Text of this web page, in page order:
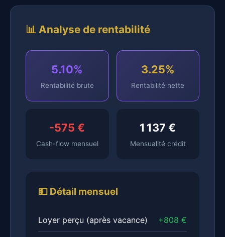
📊 Analyse de rentabilité
5.10%
Rentabilité brute
3.25%
Rentabilité nette
-575 €
Cash-flow mensuel
1 137 €
Mensualité crédit
💵 Détail mensuel
Loyer perçu (après vacance) +808 €